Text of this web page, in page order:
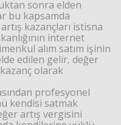
sonra elden
bu kapsamda
kazançları istisna
internet
alım satım işinin
edilen gelir, değer
olarak
profesyonel
kendisi satmak
artış vergisini